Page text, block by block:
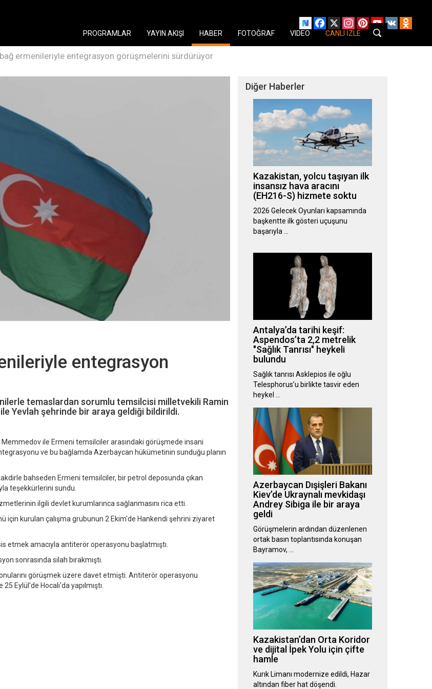
Facebook
X Instagram
PinterestYouTube
VK
PROGRAMLAR
YAYIN AKIŞI HABER FOTOĞRAF VIDEO CANLI İZLE
ermenileriyle entegrasyon görüşmelerini sürdürüyor
entegrasyon
temaslardan sorumlu temsilcisi milletvekili Ramin
Yevlah şehrinde bir araya geldiği bildirildi.
ile Ermeni temsilciler arasındaki görüşmede insani
ve bu bağlamda Azerbaycan hükümetinin sunduğu planın
bahseden Ermeni temsilciler, bir petrol deposunda çıkan
teşekkürlerini sundu.
ilgili devlet kurumlarınca sağlanmasını rica etti.
için kurulan çalışma grubunun 2 Ekim'de Hankendi şehrini ziyaret
amacıyla antiterör operasyonu başlatmıştı.
sonrasında silah bırakmıştı.
görüşmek üzere davet etmişti. Antiterör operasyonu
Eylül'de Hocalı'da yapılmıştı.
Diğer Haberler
Kazakistan, yolcu taşıyan ilk
insansız hava aracını
(EH216-S) hizmete soktu
2026 Gelecek Oyunları kapsamında
başkentte ilk gösteri uçuşunu
başarıyla …
Antalya’da tarihi keşif:
Aspendos’ta 2,2 metrelik
"Sağlık Tanrısı" heykeli
bulundu
Sağlık tanrısı Asklepios ile oğlu
Telesphorus’u birlikte tasvir eden
heykel …
Azerbaycan Dışişleri Bakanı
Kiev’de Ukraynalı mevkidaşı
Andrey Sibiga ile bir araya
geldi
Görüşmelerin ardından düzenlenen
ortak basın toplantısında konuşan
Bayramov, …
Kazakistan’dan Orta Koridor
ve dijital İpek Yolu için çifte
hamle
Kurık Limanı modernize edildi, Hazar
altından fiber hat döşendi.